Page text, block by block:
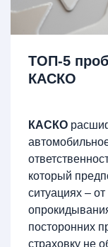
ТОП-5
КАСКО
КАСКО
который
ситуациях –
посторонних
страховку не